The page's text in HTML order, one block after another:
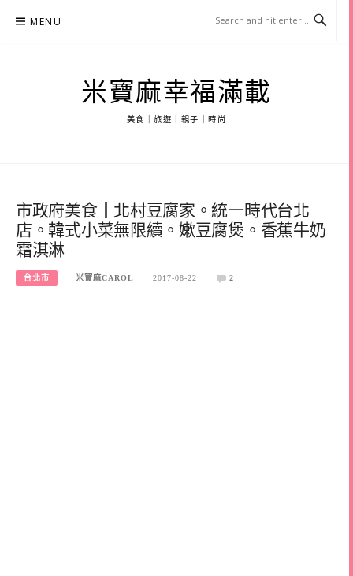
MENU
米寶麻幸福滿載
美食｜旅遊｜親子｜時尚
市政府美食┃北村豆腐家。統一時代台北
店。韓式小菜無限續。嫰豆腐煲。香蕉牛奶
霜淇淋
台北市 米寶麻CAROL 2017-08-22 2